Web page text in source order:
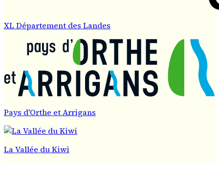
XL Département des Landes
Pays d'Orthe et Arrigans
La Vallée du Kiwi